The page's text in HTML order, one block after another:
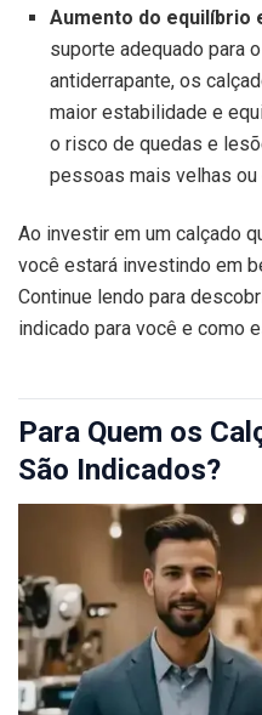
Aumento do equilíbrio
suporte adequado para
antiderrapante, os
maior estabilidade e
o risco de quedas e
pessoas mais velhas
Ao investir em um calçado
você estará investindo em
Continue lendo para
indicado para você e como
Para Quem os
São Indicados?